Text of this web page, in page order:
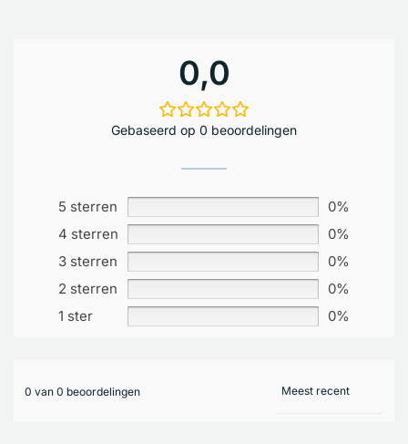
0,0
Gebaseerd op 0 beoordelingen
5 sterren
0%
4 sterren
0%
3 sterren
0%
2 sterren
0%
1 ster
0%
0 van 0 beoordelingen